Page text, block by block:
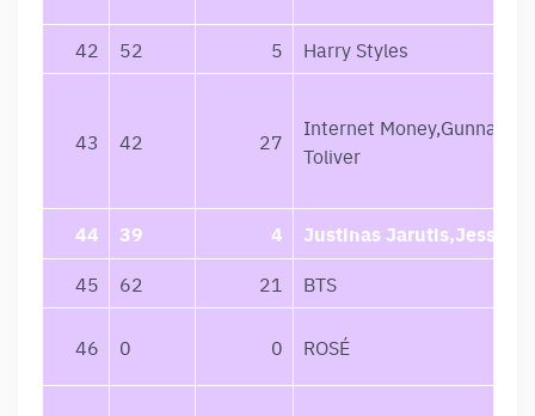
42 52 5 Harry Styles
43 42 27
Internet Money,Gunna,Don
Toliver
44 39 4 Justinas Jarutis,Jessica
45 62 21 BTS
46 0 0 ROSÉ